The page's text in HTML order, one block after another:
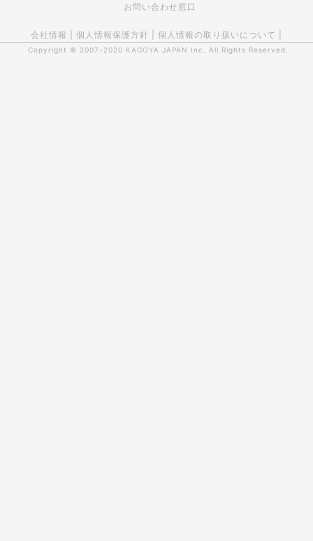
お問い合わせ窓口
会社情報 個人情報保護方針 個人情報の取り扱いについて
Copyright © 2007-2020 KAGOYA JAPAN Inc. All Rights Reserved.